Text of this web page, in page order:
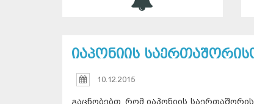
იაპონიის
10.12.2015
გაცნობებთ, რომ იაპონიის